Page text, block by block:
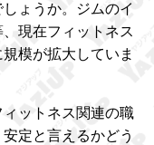
ょうか。ジムのイ
現在フィットネス
模が拡大していま
ットネス関連の職
定と言えるかどう